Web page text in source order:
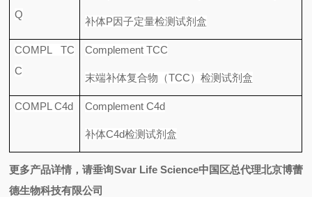
Q
补体P因子定量检测试剂盒
COMPL TC
C
Complement TCC
末端补体复合物（TCC）检测试剂盒
COMPL C4d Complement C4d
补体C4d检测试剂盒
更多产品详情，请垂询Svar Life Science中国区总代理北京博蕾
德生物科技有限公司